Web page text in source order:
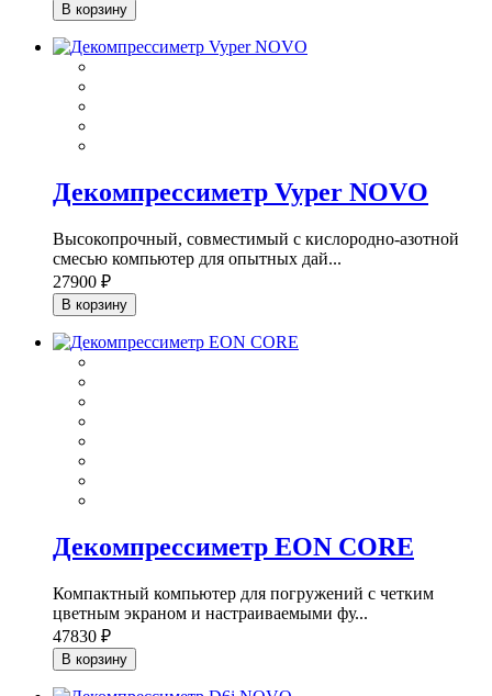
В корзину
Декомпрессиметр Vyper NOVO
Высокопрочный, совместимый с кислородно-азотной
смесью компьютер для опытных дай...
27900 ₽
В корзину
Декомпрессиметр EON CORE
Компактный компьютер для погружений с четким
цветным экраном и настраиваемыми фу...
47830 ₽
В корзину